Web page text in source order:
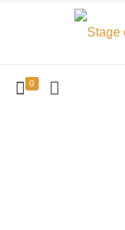
0